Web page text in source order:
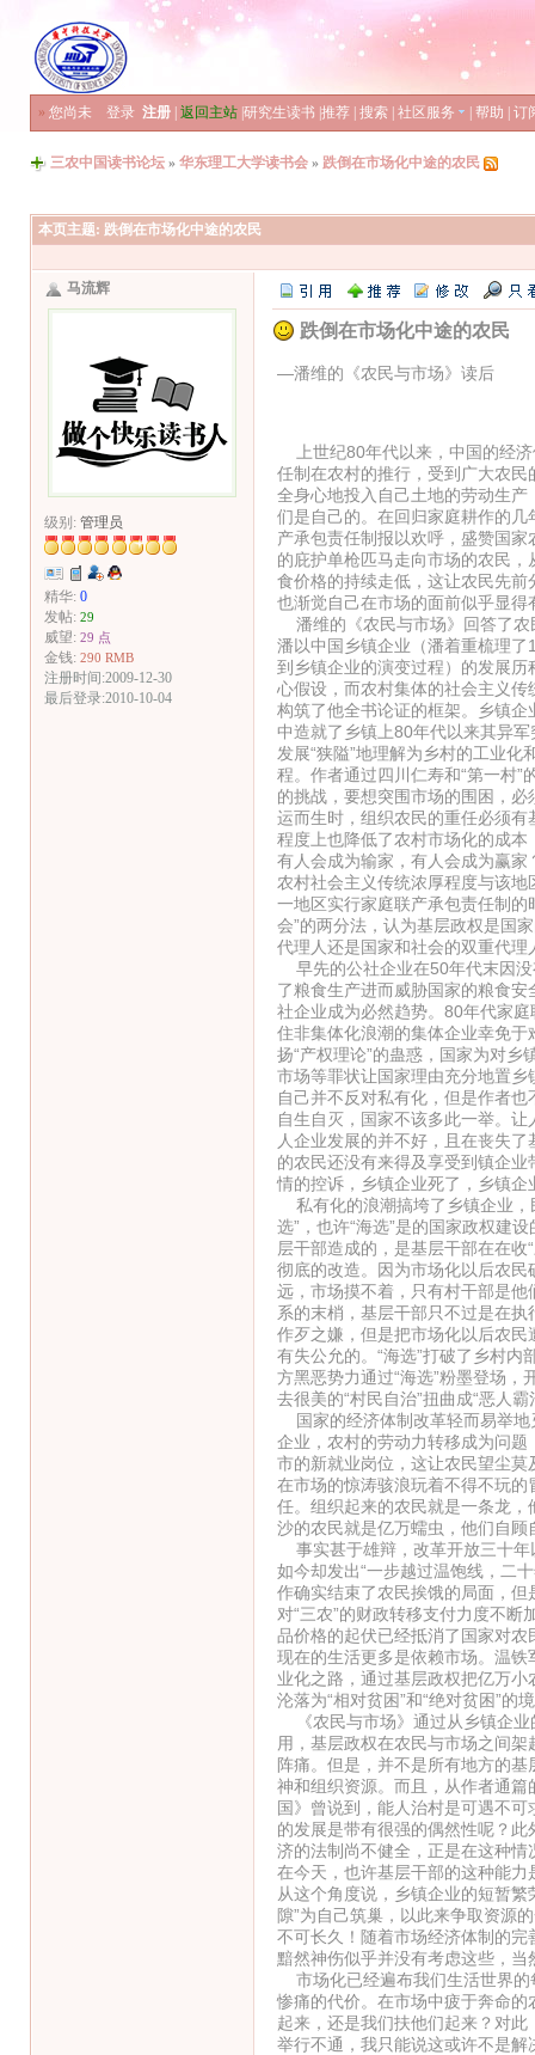
» 您尚未 登录 注册 返回主站 研究生读书 推荐 搜索 社区服务 帮助 订
三农中国读书论坛 » 华东理工大学读书会 » 跌倒在市场化中途的农民
本页主题: 跌倒在市场化中途的农民
马流辉
级别: 管理员
精华: 0
发帖: 29
威望: 29 点
金钱: 290 RMB
注册时间:2009-12-30
最后登录:2010-10-04
跌倒在市场化中途的农民
—潘维的《农民与市场》读后
上世纪80年代以来，中国的经济
任制在农村的推行，受到广大农
全身心地投入自己土地的劳动生
们是自己的。在回归家庭耕作的
产承包责任制报以欢呼，盛赞国
的庇护单枪匹马走向市场的农民
食价格的持续走低，这让农民先
也渐觉自己在市场的面前似乎显得
潘维的《农民与市场》回答了农
潘以中国乡镇企业（潘着重梳理
到乡镇企业的演变过程）的发展
心假设，而农村集体的社会主义
构筑了他全书论证的框架。乡镇
中造就了乡镇上80年代以来其异
发展“狭隘”地理解为乡村的工业
程。作者通过四川仁寿和“第一村
的挑战，要想突围市场的围困，
运而生时，组织农民的重任必须
程度上也降低了农村市场化的成
有人会成为输家，有人会成为赢
农村社会主义传统浓厚程度与该
一地区实行家庭联产承包责任制
会”的两分法，认为基层政权是国
代理人还是国家和社会的双重代
早先的公社企业在50年代末因没
了粮食生产进而威胁国家的粮食
社企业成为必然趋势。80年代家
住非集体化浪潮的集体企业幸免
扬“产权理论”的蛊惑，国家为对乡
市场等罪状让国家理由充分地置
自己并不反对私有化，但是作者
自生自灭，国家不该多此一举。
人企业发展的并不好，且在丧失
的农民还没有来得及享受到镇企
情的控诉，乡镇企业死了，乡镇企
私有化的浪潮搞垮了乡镇企业，
选”，也许“海选”是的国家政权建
层干部造成的，是基层干部在在
彻底的改造。因为市场化以后农
远，市场摸不着，只有村干部是
系的末梢，基层干部只不过是在
作歹之嫌，但是把市场化以后农民
有失公允的。“海选”打破了乡村
方黑恶势力通过“海选”粉墨登场
去很美的“村民自治”扭曲成“恶人霸
国家的经济体制改革轻而易举地
企业，农村的劳动力转移成为问
市的新就业岗位，这让农民望尘
在市场的惊涛骇浪玩着不得不玩
任。组织起来的农民就是一条龙
沙的农民就是亿万蠕虫，他们自
事实甚于雄辩，改革开放三十年
如今却发出“一步越过温饱线，二
作确实结束了农民挨饿的局面，
对“三农”的财政转移支付力度不
品价格的起伏已经抵消了国家对
现在的生活更多是依赖市场。温铁
业化之路，通过基层政权把亿万
沦落为“相对贫困”和“绝对贫困”的
《农民与市场》通过从乡镇企业
用，基层政权在农民与市场之间
阵痛。但是，并不是所有地方的
神和组织资源。而且，从作者通篇
国》曾说到，能人治村是可遇不
的发展是带有很强的偶然性呢？
济的法制尚不健全，正是在这种情
在今天，也许基层干部的这种能
从这个角度说，乡镇企业的短暂
隙”为自己筑巢，以此来争取资源
不可长久！随着市场经济体制的完
黯然神伤似乎并没有考虑这些，
市场化已经遍布我们生活世界的
惨痛的代价。在市场中疲于奔命
起来，还是我们扶他们起来？对
举行不通，我只能说这或许不是解